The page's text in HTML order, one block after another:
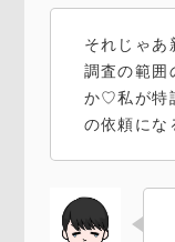
それじゃあ
調査の範囲
か♡私が特
の依頼にな